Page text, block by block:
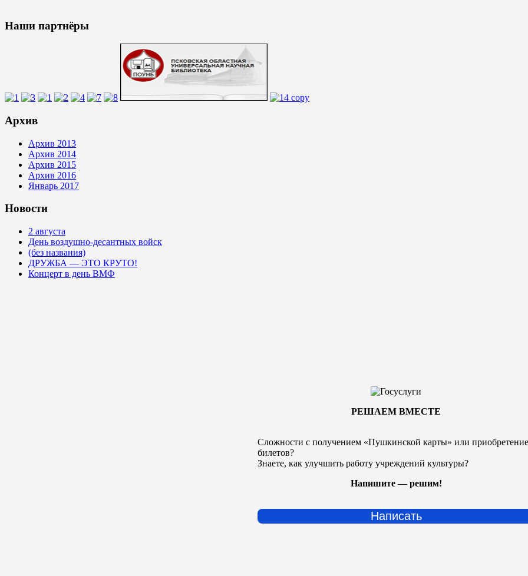
Наши партнёры
Архив
Архив 2013
Архив 2014
Архив 2015
Архив 2016
Январь 2017
Новости
2 августа
День воздушно-десантных войск
(без названия)
ДРУЖБА — ЭТО КРУТО!
Концерт в день ВМФ
РЕШАЕМ ВМЕСТЕ
Сложности с получением «Пушкинской карты» или
билетов?
Знаете, как улучшить работу учреждений культуры?
Напишите — решим!
Написать